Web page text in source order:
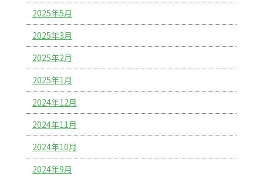
2025年5月
2025年3月
2025年2月
2025年1月
2024年12月
2024年11月
2024年10月
2024年9月